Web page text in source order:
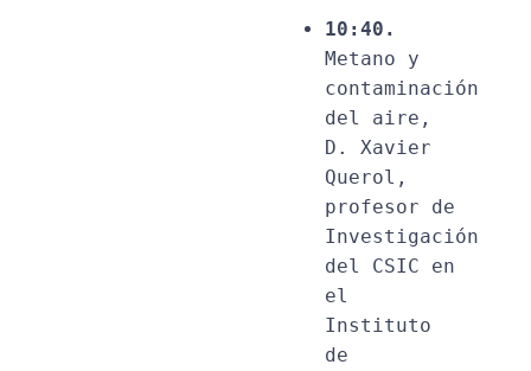
10:40.
Metano y
contaminación
del aire,
D. Xavier
Querol,
profesor de
Investigación
del CSIC en
el
Instituto
de